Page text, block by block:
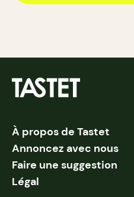
À propos de Tastet
Annoncez avec nous
Faire une suggestion
Légal